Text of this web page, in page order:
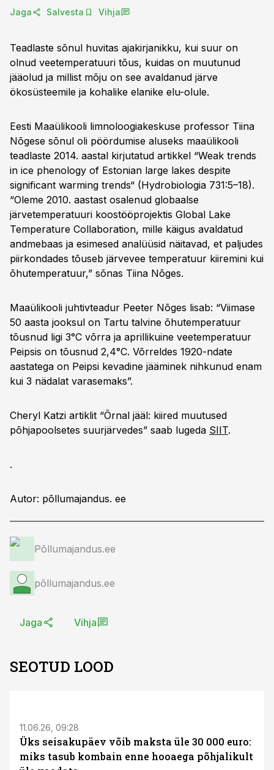
Jaga Salvesta Vihja
Teadlaste sõnul huvitas ajakirjanikku, kui suur on
olnud veetemperatuuri tõus, kuidas on muutunud
jääolud ja millist mõju on see avaldanud järve
ökosüsteemile ja kohalike elanike elu-olule.
Eesti Maaülikooli limnoloogiakeskuse professor Tiina
Nõgese sõnul oli pöördumise aluseks maaülikooli
teadlaste 2014. aastal kirjutatud artikkel “Weak trends
in ice phenology of Estonian large lakes despite
significant warming trends“ (Hydrobiologia 731:5–18).
“Oleme 2010. aastast osalenud globaalse
järvetemperatuuri koostööprojektis Global Lake
Temperature Collaboration, mille käigus avaldatud
andmebaas ja esimesed analüüsid näitavad, et paljudes
piirkondades tõuseb järvevee temperatuur kiiremini kui
õhutemperatuur,” sõnas Tiina Nõges.
Maaülikooli juhtivteadur Peeter Nõges lisab: “Viimase
50 aasta jooksul on Tartu talvine õhutemperatuur
tõusnud ligi 3°C võrra ja aprillikuine veetemperatuur
Peipsis on tõusnud 2,4°C. Võrreldes 1920-ndate
aastatega on Peipsi kevadine jääminek nihkunud enam
kui 3 nädalat varasemaks”.
Cheryl Katzi artiklit “Õrnal jääl: kiired muutused
põhjapoolsetes suurjärvedes” saab lugeda SIIT.
.
Autor: põllumajandus. ee
Põllumajandus.ee
põllumajandus.ee
Jaga Vihja
SEOTUD LOOD
11.06.26, 09:28
Üks seisakupäev võib maksta üle 30 000 euro:
miks tasub kombain enne hooaega põhjalikult